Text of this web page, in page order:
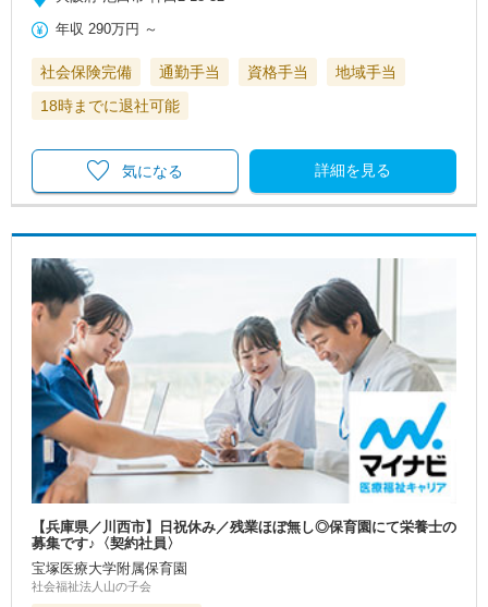
年収 290万円 ～
社会保険完備 通勤手当 資格手当
地域手当
18時までに退社可能
詳細を見る
気になる
【兵庫県／川西市】日祝休み／残業ほぼ無し◎保育園にて栄養士の
募集です♪〈契約社員〉
宝塚医療大学附属保育園
社会福祉法人山の子会